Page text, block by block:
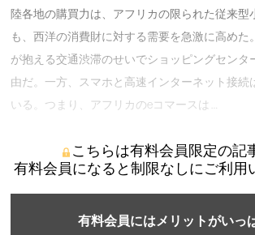
陸各地の購買力は、アフリカの限られた従来型
も、西洋の消費財に対する需要を急激に高めた
が抱える交通渋滞のせいでショッピングセンタ
由だ。一方、スマホと高速インターネット接続
いる。つまり、アフリカのeコマースは …
こちらは有料会員限定の記
有料会員になると制限なしにご利用
有料会員にはメリットがいっ